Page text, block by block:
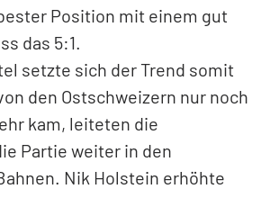
Position mit einem gut
das 5:1.
setzte sich der Trend somit
den Ostschweizern nur noch
kam, leiteten die
Partie weiter in den
Nik Holstein erhöhte